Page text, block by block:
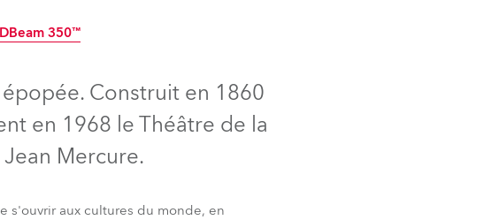
République Tchèque et
Slovaquie
350™
Construit en 1860
en 1968 le Théâtre de la
Mercure.
s'ouvrir aux cultures du monde, en